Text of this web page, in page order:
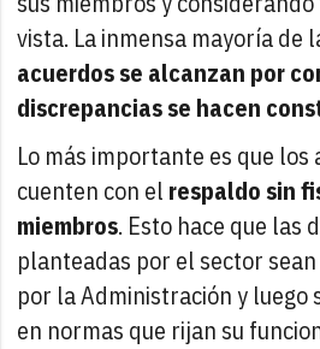
vista. La inmensa mayoría de
acuerdos se alcanzan por
discrepancias se hacen
Lo más importante es que los
cuenten con el respaldo sin
miembros. Esto hace que las
planteadas por el sector
por la Administración y luego
en normas que rijan su